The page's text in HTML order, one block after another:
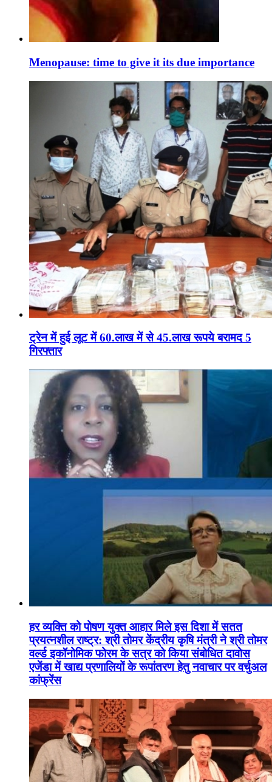
Menopause: time to give it its due importance
ट्रेन में हुई लूट में 60.लाख में से 45.लाख रूपये बरामद 5
गिरफ्तार
हर व्यक्ति को पोषण युक्त आहार मिले इस दिशा में सतत
प्रयत्नशील राष्ट्र: श्री तोमर केंद्रीय कृषि मंत्री ने श्री तोमर
वर्ल्ड इकॉनोमिक फोरम के सत्र को किया संबोधित दावोस
एजेंडा में खाद्य प्रणालियों के रूपांतरण हेतु नवाचार पर वर्चुअल
कांफ्रेंस